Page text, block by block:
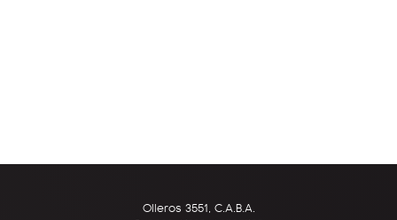
Olleros 3551, C.A.B.A.